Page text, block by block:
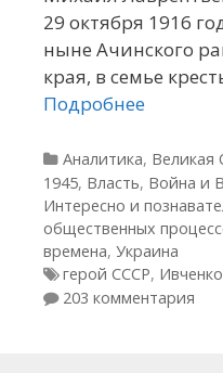
29 октября 1916
ныне Ачинского
края, в семье
Подробнее
Рубрики
Аналитика, Великая
1945, Власть, Война и
Интересно и
общественных
времена, Украина
Метки
герой СССР, Ивченко
203 комментария